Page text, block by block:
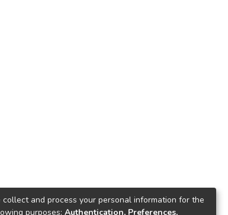
collect and process your personal information for the
purposes: Authentication, Preferences,